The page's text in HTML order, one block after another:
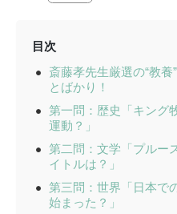
目次
斎藤孝先生厳選の“教
とばかり！
第一問：歴史「キング
運動？」
第二問：文学「プルー
イトルは？」
第三問：世界「日本で
始まった？」